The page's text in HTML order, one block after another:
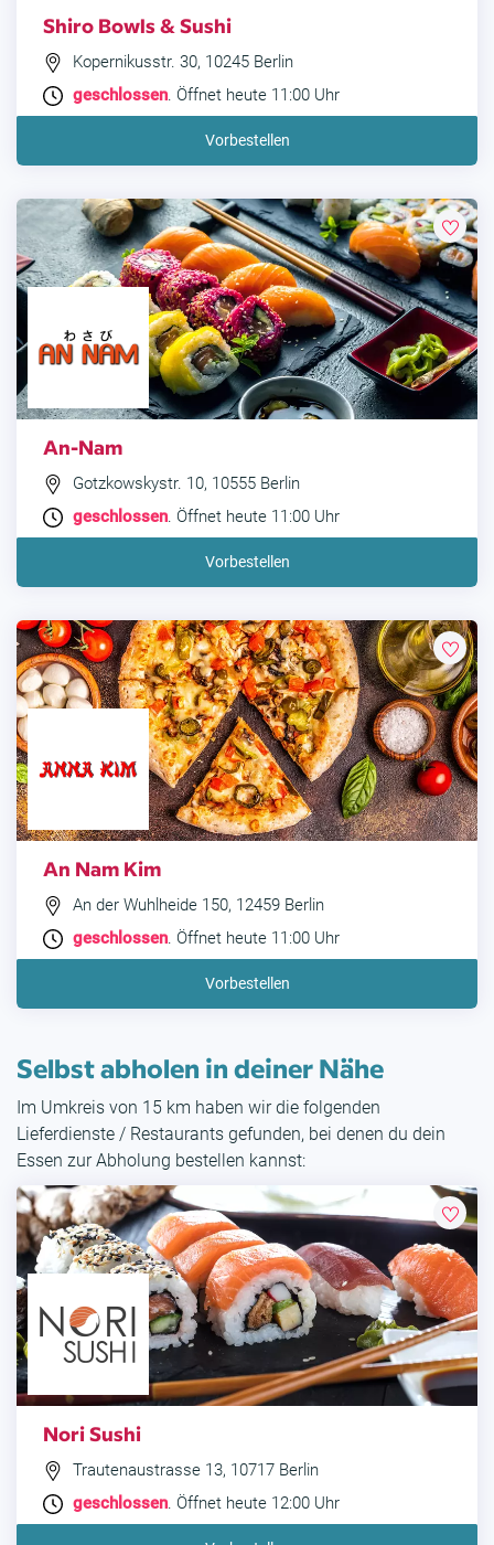
Shiro Bowls & Sushi
Kopernikusstr. 30, 10245 Berlin
geschlossen. Öffnet heute 11:00 Uhr
Vorbestellen
An-Nam
Gotzkowskystr. 10, 10555 Berlin
geschlossen. Öffnet heute 11:00 Uhr
Vorbestellen
An Nam Kim
An der Wuhlheide 150, 12459 Berlin
geschlossen. Öffnet heute 11:00 Uhr
Vorbestellen
Selbst abholen in deiner Nähe
Im Umkreis von 15 km haben wir die folgenden
Lieferdienste / Restaurants gefunden, bei denen du dein
Essen zur Abholung bestellen kannst:
Nori Sushi
Trautenaustrasse 13, 10717 Berlin
geschlossen. Öffnet heute 12:00 Uhr